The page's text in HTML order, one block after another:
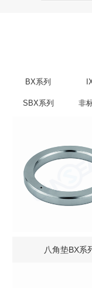
BX系列
SBX系列 非
八角垫BX系